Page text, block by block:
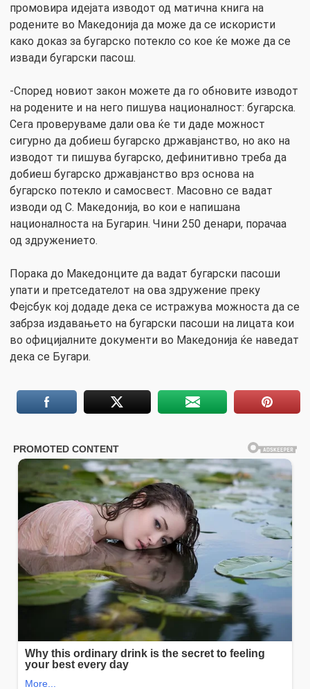
промовира идејата изводот од матична книга на
родените во Македонија да може да се искористи
како доказ за бугарско потекло со кое ќе може да се
извади бугарски пасош.
-Според новиот закон можете да го обновите изводот
на родените и на него пишува националност: бугарска.
Сега проверуваме дали ова ќе ти даде можност
сигурно да добиеш бугарско државјанство, но ако на
изводот ти пишува бугарско, дефинитивно треба да
добиеш бугарско државјанство врз основа на
бугарско потекло и самосвест. Масовно се вадат
изводи од С. Македонија, во кои е напишана
националноста на Бугарин. Чини 250 денари, порачаа
од здружението.
Порака до Македонците да вадат бугарски пасоши
упати и претседателот на ова здружение преку
Фејсбук кој додаде дека се истражува можноста да се
забрза издавањето на бугарски пасоши на лицата кои
во официјалните документи во Македонија ќе наведат
дека се Бугари.